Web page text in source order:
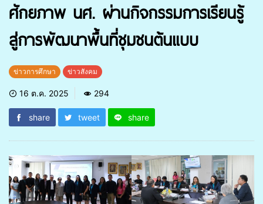
ศักยภาพ นศ. ผ่านกิจกรรมการเรียนรู้
สู่การพัฒนาพื้นที่ชุมชนต้นแบบ
ข่าวการศึกษา ข่าวสังคม
16 ต.ค. 2025 294
share tweet share